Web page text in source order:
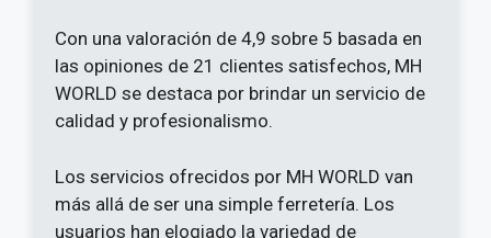
Con una valoración de 4,9 sobre 5 basada en
las opiniones de 21 clientes satisfechos, MH
WORLD se destaca por brindar un servicio de
calidad y profesionalismo.
Los servicios ofrecidos por MH WORLD van
más allá de ser una simple ferretería. Los
usuarios han elogiado la variedad de